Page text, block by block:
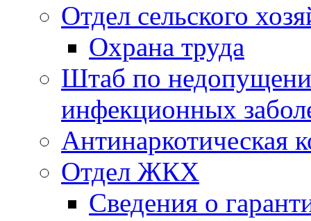
Отдел сельского
Охрана труда
Штаб по
инфекционных
Антинаркотическая
Отдел ЖКХ
Сведения о